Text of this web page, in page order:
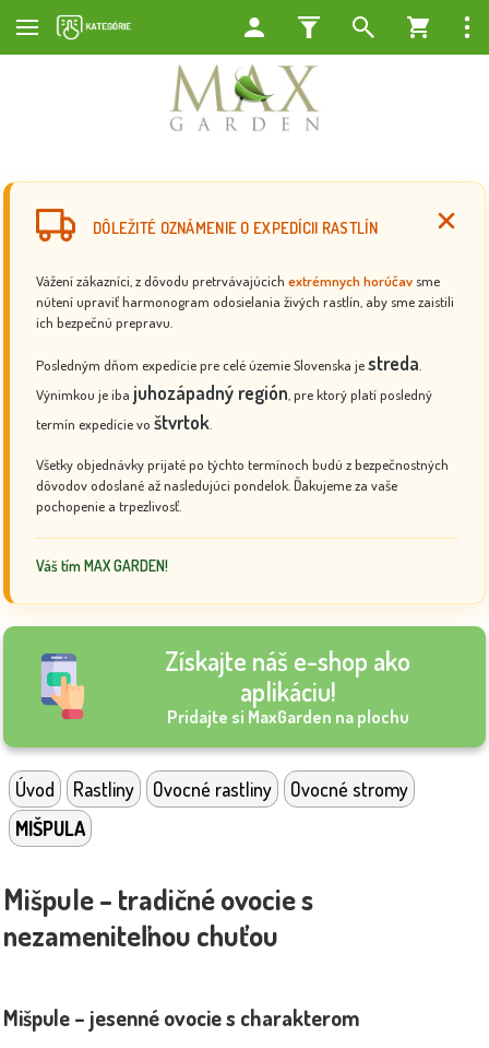
DÔLEŽITÉ OZNÁMENIE O EXPEDÍCII RASTLÍN
Vážení zákazníci, z dôvodu pretrvávajúcich extrémnych horúčav sme
nútení upraviť harmonogram odosielania živých rastlín, aby sme zaistili
ich bezpečnú prepravu.
Posledným dňom expedície pre celé územie Slovenska jestreda
Výnimkou je iba juhozápadný región , pre ktorý platí posledný
termín expedície vo štvrtok
Všetky objednávky prijaté po týchto termínoch budú z bezpečnostných
dôvodov odoslané až nasledujúci pondelok. Ďakujeme za vaše
pochopenie a trpezlivosť.
Váš tím MAX GARDEN!
Získajte náš e-shop ako
aplikáciu!
Pridajte si MaxGarden na plochu
Úvod Rastliny Ovocné rastliny
Ovocné stromy
MIŠPULA
Mišpule – tradičné ovocie s
nezameniteľnou chuťou
Mišpule – jesenné ovocie s charakterom